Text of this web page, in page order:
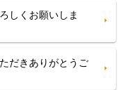
しくお願いしま
だきありがとうご